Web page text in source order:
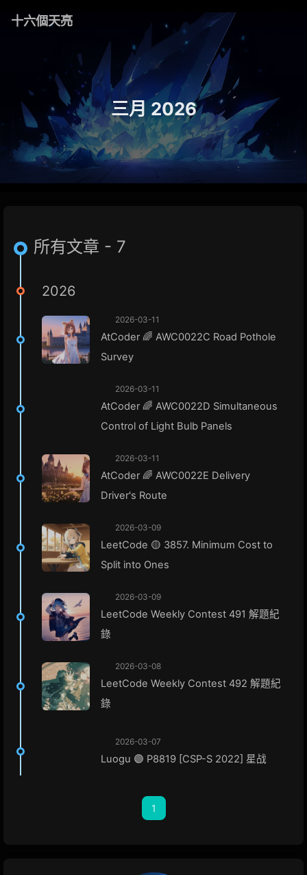
十六個天亮
三月 2026
所有文章 - 7
2026
2026-03-11
AtCoder 🌈 AWC0022C Road Pothole
Survey
2026-03-11
AtCoder 🌈 AWC0022D Simultaneous
Control of Light Bulb Panels
2026-03-11
AtCoder 🌈 AWC0022E Delivery
Driver's Route
2026-03-09
LeetCode 🟡 3857. Minimum Cost to
Split into Ones
2026-03-09
LeetCode Weekly Contest 491 解題紀
錄
2026-03-08
LeetCode Weekly Contest 492 解題紀
錄
2026-03-07
Luogu 🟣 P8819 [CSP-S 2022] 星战
1